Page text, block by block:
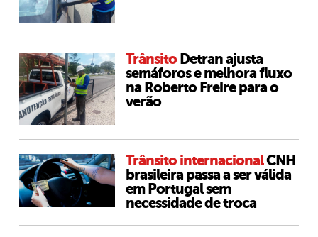
Trânsito Detran ajusta
semáforos e melhora fluxo
na Roberto Freire para o
verão
Trânsito internacionalCNH
brasileira passa a ser válida
em Portugal sem
necessidade de troca